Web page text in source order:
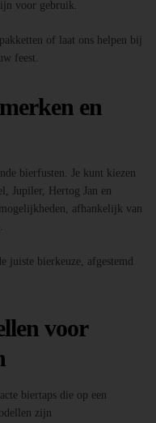
voor gebruik.
of laat ons helpen bij
feest.
en
bierfusten. Je kunt kiezen
Jupiler, Hertog Jan en
afhankelijk van
juiste bierkeuze, afgestemd
voor
biertaps die op een
zijn